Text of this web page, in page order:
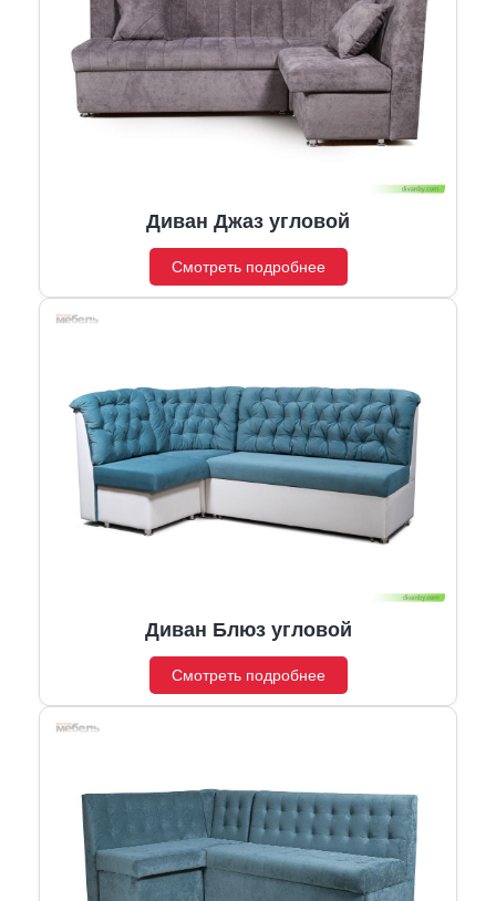
Диван Джаз угловой
Смотреть подробнее
Диван Блюз угловой
Смотреть подробнее